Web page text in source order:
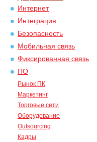
Интернет
Интеграция
Безопасность
Мобильная связь
Фиксированная связь
ПО
Рынок ПК
Маркетинг
Торговые сети
Оборудование
Outsourcing
Кадры